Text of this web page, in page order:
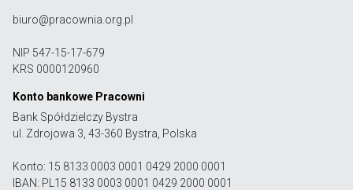
biuro@pracownia.org.pl
NIP 547-15-17-679
KRS 0000120960
Konto bankowe Pracowni
Bank Spółdzielczy Bystra
ul. Zdrojowa 3, 43-360 Bystra, Polska
Konto: 15 8133 0003 0001 0429 2000 0001
IBAN: PL15 8133 0003 0001 0429 2000 0001